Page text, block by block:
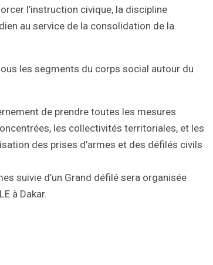
l’instruction civique, la discipline
au service de la consolidation de la
les segments du corps social autour du
de prendre toutes les mesures
les collectivités territoriales, et les
des prises d’armes et des défilés civils
suivie d’un Grand défilé sera organisée
à Dakar.